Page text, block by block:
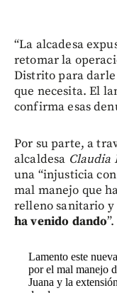
“La alcadesa
retomar la
Distrito para darle
que necesita. El
confirma esas
Por su parte, a
alcaldesa Claudia
una “injusticia
mal manejo que
relleno sanitario y
ha venido dando”.
Lamento este
por el mal manejo
Juana y la